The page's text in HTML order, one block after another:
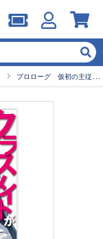
プロローグ 仮初の主従関係からはじまる二人の話